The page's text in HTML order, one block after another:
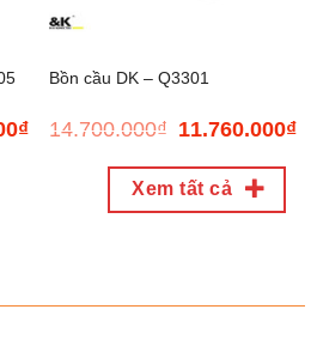
₫Giá
Bồn cầu DK – Q3301
14.700.000₫
Giá
là:
14.700.000₫.
11.760.000₫
Xem tất cả